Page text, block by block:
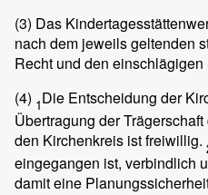
(3) Das
nach dem jeweils geltenden
Recht und den einschlägigen
(4) 1Die Entscheidung der
Übertragung der
den Kirchenkreis ist freiwillig.
eingegangen ist, verbindlich
damit eine